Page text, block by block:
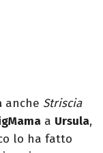
anche Striscia
a Ursula,
lo ha fatto